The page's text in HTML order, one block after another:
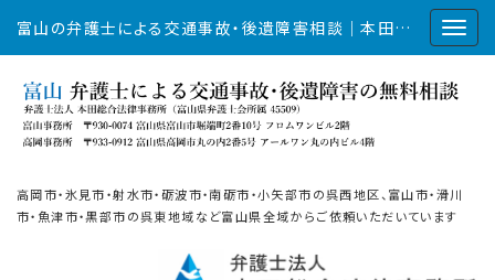
富山の弁護士による交通事故・後遺障害相談｜本田総合法律事務所
高岡市・氷見市・射水市・砺波市・南砺市・小矢部市の呉西地区、富山市・滑川
市・魚津市・黒部市の呉東地域など富山県全域からご依頼いただいています